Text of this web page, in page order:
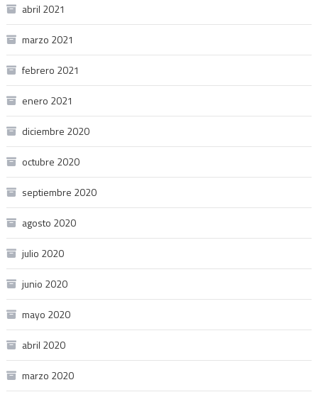
abril 2021
marzo 2021
febrero 2021
enero 2021
diciembre 2020
octubre 2020
septiembre 2020
agosto 2020
julio 2020
junio 2020
mayo 2020
abril 2020
marzo 2020